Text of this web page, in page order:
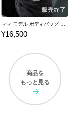
¥16,500
商品を
もっと見る